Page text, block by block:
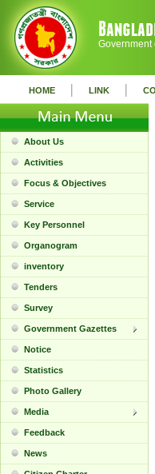
Government
HOME | LINK |
About Us
Activities
Focus & Objectives
Service
Key Personnel
Organogram
inventory
Tenders
Survey
Government Gazettes
Notice
Statistics
Photo Gallery
Media
Feedback
News